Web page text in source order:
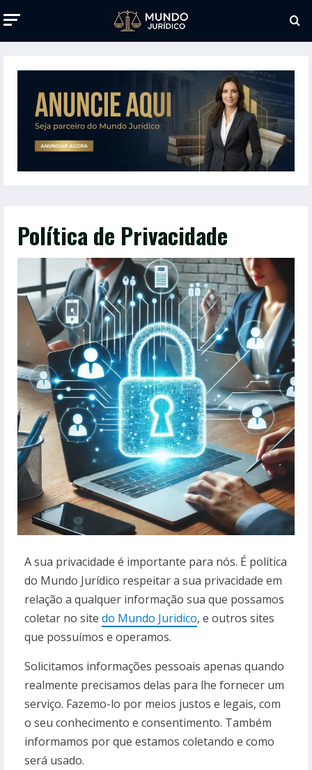
Política de Privacidade
A sua privacidade é importante para nós. É política
do Mundo Jurídico respeitar a sua privacidade em
relação a qualquer informação sua que possamos
coletar no site do Mundo Juridico, e outros sites
que possuímos e operamos.
Solicitamos informações pessoais apenas quando
realmente precisamos delas para lhe fornecer um
serviço. Fazemo-lo por meios justos e legais, com
o seu conhecimento e consentimento. Também
informamos por que estamos coletando e como
será usado.